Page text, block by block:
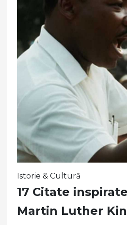
Istorie & Cultură
17 Citate
Martin Luther